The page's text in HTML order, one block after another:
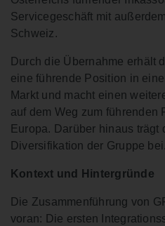
Servicegeschäft mit
Schweiz.
Durch die Übernahme erhält
eine führende Position in
Markt und macht einen
auf dem Weg zum führenden
Europa. Darüber hinaus
Diversifikation der Gruppe bei.
Kontext und Hintergründe
Die Zusammenführung von
voran: Die ersten